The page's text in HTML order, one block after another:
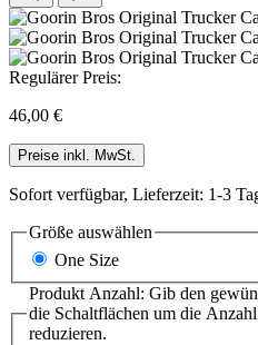
Regulärer Preis:
46,00 €
Preise inkl. MwSt.
Sofort verfügbar, Lieferzeit: 1-3
Größe auswählen
One Size
Produkt Anzahl: Gib den
die Schaltflächen um die
reduzieren.